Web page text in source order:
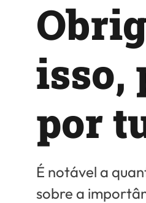
isso,
por
É notável a
sobre a